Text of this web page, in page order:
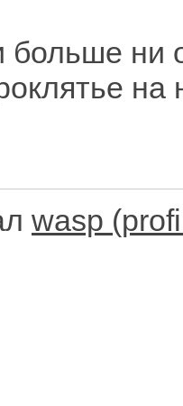
больше ни
на
wasp